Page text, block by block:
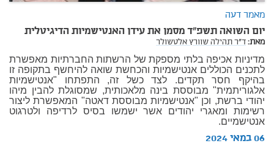
מאמר דעה
יום השואה תשפ"ד מסמן את עידן האנטישמיות הדיגיטלית
מאת:ד"ר תהילה שוורץ אלטשולר
מדיניות אכיפה בלתי מספקת של הרשתות החברתיות מאפשרת
לתכנים הכוללים אנטישמיות והכחשת שואה להיחשף בתקופה זו
בהיקף חסר תקדים. לצד כשל זה, התפתחו "אנטישמיות
אלגוריתמית" מבוססת בינה מלאכותית, שמסוגלת להבין מיהו
יהודי ברשת, וכן "אנטישמיות מבוססת דאטה" המאפשרת ליצור
רשימות ומאגרי יהודים אשר ישמשו בסיס לרדיפה ולטרגוט
אנטישמיים.
06 במאי 2024